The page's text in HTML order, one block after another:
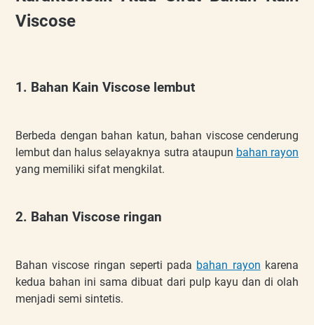
Viscose
1. Bahan Kain Viscose lembut
Berbeda dengan bahan katun, bahan viscose cenderung
lembut dan halus selayaknya sutra ataupun bahan rayon
yang memiliki sifat mengkilat.
2. Bahan Viscose ringan
Bahan viscose ringan seperti pada bahan rayon karena
kedua bahan ini sama dibuat dari pulp kayu dan di olah
menjadi semi sintetis.